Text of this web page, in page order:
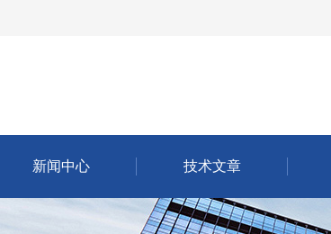
新闻中心 技术文章